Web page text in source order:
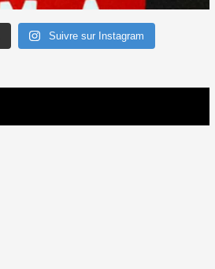
Suivre sur Instagram